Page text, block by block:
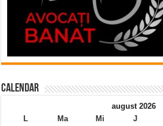
Calendar
august 2026
L
Ma Mi J